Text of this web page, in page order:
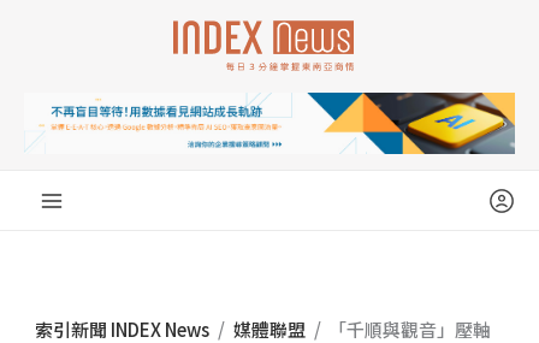
索引新聞 INDEX News / 媒體聯盟 /
「千順與觀音」壓軸